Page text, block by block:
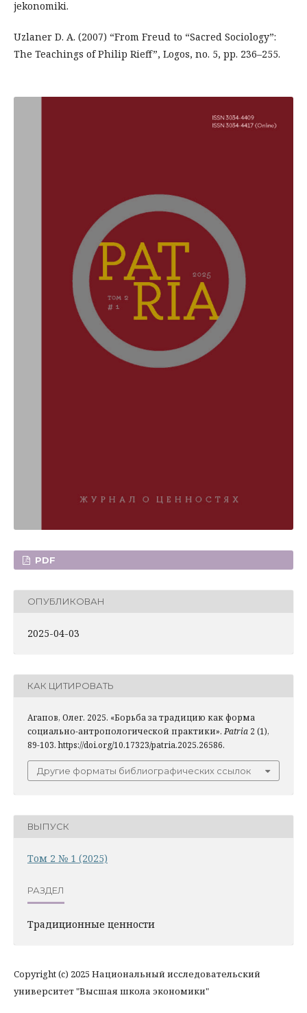
jekonomiki.
Uzlaner D. A. (2007) “From Freud to “Sacred Sociology”:
The Teachings of Philip Rieff”, Logos, no. 5, pp. 236–255.
PDF
ОПУБЛИКОВАН
2025-04-03
КАК ЦИТИРОВАТЬ
Агапов, Олег. 2025. «Борьба за традицию как форма
социально-антропологической практики».Patria 2 (1),
89-103. https://doi.org/10.17323/patria.2025.26586.
Другие форматы библиографических ссылок
ВЫПУСК
Том 2 № 1 (2025)
РАЗДЕЛ
Традиционные ценности
Copyright (c) 2025 Национальный исследовательский
университет "Высшая школа экономики"